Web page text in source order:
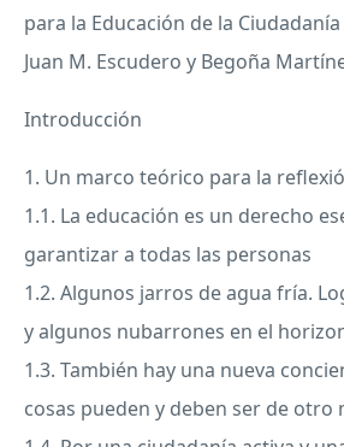
para la Educación de la
Juan M. Escudero y Begoña
Introducción
1. Un marco teórico para la
1.1. La educación es un derecho
garantizar a todas las personas
1.2. Algunos jarros de agua fría.
y algunos nubarrones en el
1.3. También hay una nueva
cosas pueden y deben ser de otro